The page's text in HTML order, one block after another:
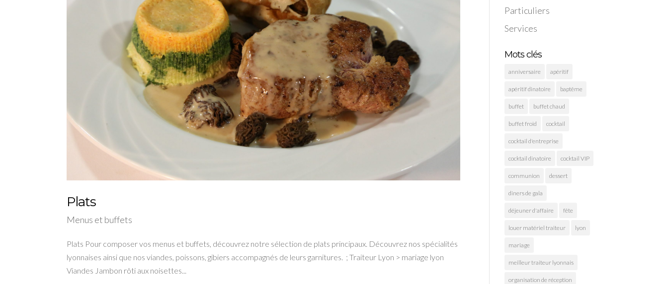
Plats
Menus et buffets
Plats Pour composer vos menus et buffets, découvrez notre sélection de plats principaux. Découvrez nos spécialités
lyonnaises ainsi que nos viandes, poissons, gibiers accompagnés de leurs garnitures. ; Traiteur Lyon > mariage lyon
Viandes Jambon rôti aux noisettes...
Particuliers
Services
Mots clés
anniversaire apéritif
apéritif dinatoire baptême
buffet buffet chaud
buffet froid cocktail
cocktail d'entreprise
cocktail dinatoire cocktail VIP
communion dessert
diners de gala
déjeuner d'affaire fête
louer matériel traiteur lyon
mariage
meilleur traiteur lyonnais
organisation de réception